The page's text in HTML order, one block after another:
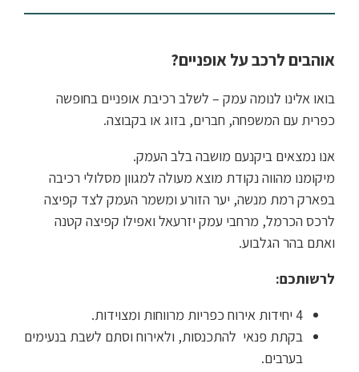
אוהבים לרכב על אופניים?
בואו אלינו לנומה עמק – לשלב רכיבת אופניים בחופשה
כפרית עם המשפחה, חברים, בזוג או בקבוצה.
אנו נמצאים ביקנעם מושבה בלב העמק.
מיקומנו מהווה נקודת מוצא מעולה למגוון מסלולי רכיבה
בפארק רמת מנשה, יער הזורע ומשמר העמק לצד קפיצה
לרכס הכרמל, מרחבי עמק יזרעאל ואפילו קפיצה קטנה
ואתם בהר הגלבוע.
לרשותכם:
4 יחידות אירוח כפריות מרווחות ומצוידות.
בקתת פנאי להתכנסות, ולאירוח וסתם לשבת בנעימים
בערבים.